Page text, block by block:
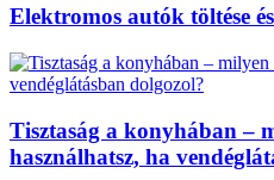
Elektromos autók töltése
Tisztaság a konyhában –
használhatsz, ha